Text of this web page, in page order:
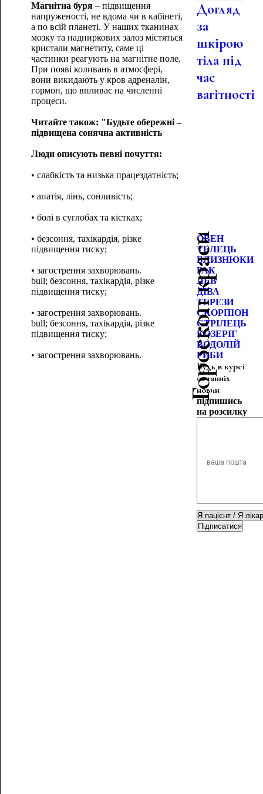
Магнітна буря– підвищення
напруженості, не вдома чи в кабінеті,
а по всій планеті. У наших тканинах
мозку та надниркових залоз містяться
кристали магнетиту, саме ці
частинки реагують на магнітне поле.
При появі коливань в атмосфері,
вони викидають у кров адреналін,
гормон, що впливає на численні
процеси.
Читайте також: "Будьте обережні –
підвищена сонячна активність
Люди описують певні почуття:
• слабкість та низька працездатність;
• апатія, лінь, сонливість;
• болі в суглобах та кістках;
• безсоння, тахікардія, різке
підвищення тиску;
• загострення захворювань.
bull; безсоння, тахікардія, різке
підвищення тиску;
• загострення захворювань.
bull; безсоння, тахікардія, різке
підвищення тиску;
• загострення захворювань.
Догляд
за
шкірою
тіла під
час
вагітності
Гороскоп краси
ОВЕН
ТЕЛЕЦЬ
БЛИЗНЮКИ
РАК
ЛЕВ
ДІВА
ТЕРЕЗИ
СКОРПІОН
СТРІЛЕЦЬ
КОЗЕРІГ
ВОДОЛІЙ
РИБИ
Будь в курсі
останніх
новин
підпишись
на розсилку
Підписатися